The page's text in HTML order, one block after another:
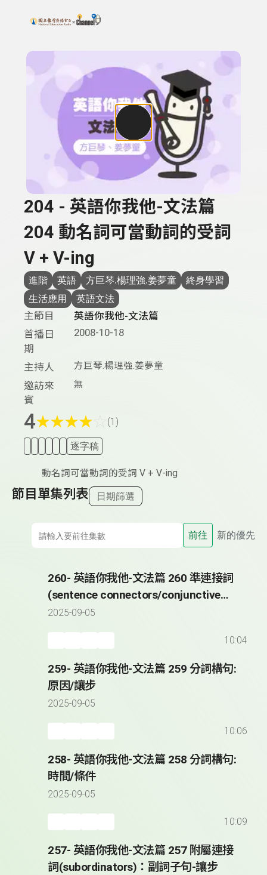
上方功能區塊
搜尋關鍵字：可輸入節目名稱、主持人或關鍵字
204 - 英語你我他-文法篇
204 動名詞可當動詞的受詞
V + V-ing
進階 英語 方巨琴.楊理強.姜夢童
終身學習
生活應用
英語文法
主節目
英語你我他-文法篇
首播日
期
2008-10-18
主持人 方巨琴.楊理強.姜夢童
邀訪來
賓
無
4★★★★ (1)
逐字稿
動名詞可當動詞的受詞 V + V-ing
節目單集列表 日期篩選
前往 新的優先
260- 英語你我他-文法篇 260 準連接詞
(sentence connectors/conjunctive
adverbs)
2025-09-05
10:04
259- 英語你我他-文法篇 259 分詞構句:
原因/讓步
2025-09-05
10:06
258- 英語你我他-文法篇 258 分詞構句:
時間/條件
2025-09-05
10:09
257- 英語你我他-文法篇 257 附屬連接
詞(subordinators)：副詞子句-讓步